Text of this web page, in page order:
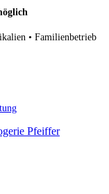
• Familienbetrieb